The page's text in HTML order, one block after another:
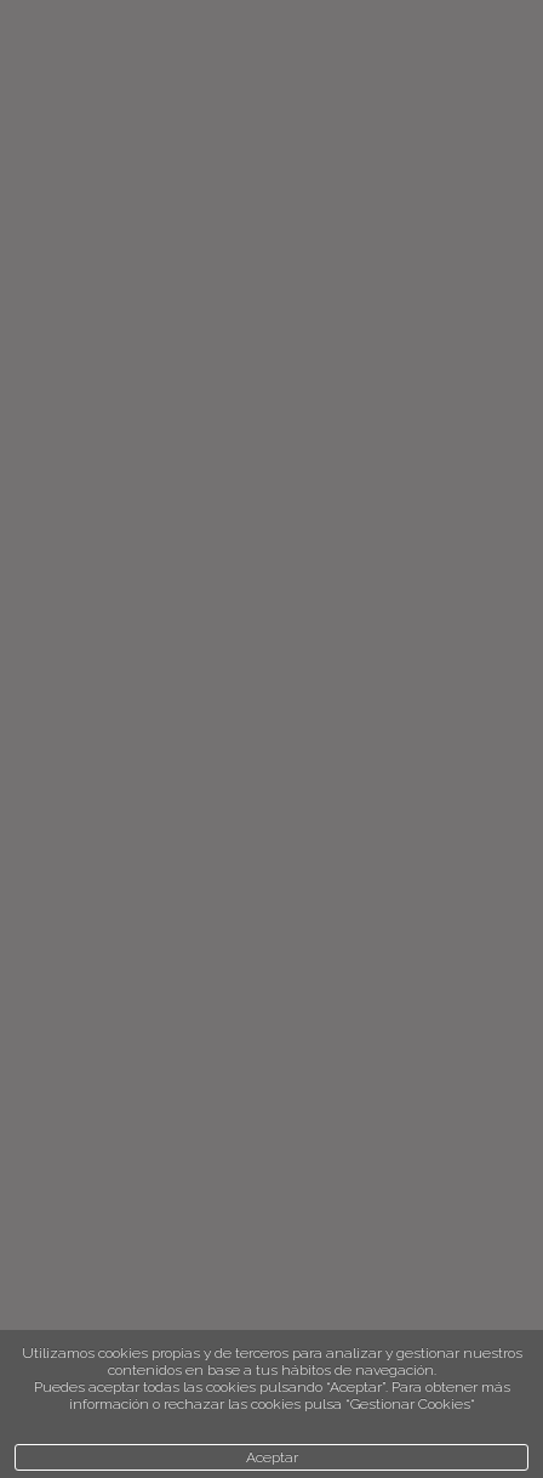
Utilizamos cookies propias y de terceros para analizar y gestionar nuestros
contenidos en base a tus hábitos de navegación.
Puedes aceptar todas las cookies pulsando “Aceptar”. Para obtener más
información o rechazar las cookies pulsa “Gestionar Cookies“
Aceptar